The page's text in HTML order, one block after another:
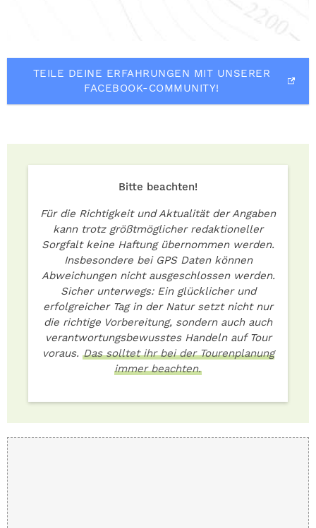
TEILE DEINE ERFAHRUNGEN MIT UNSERER
FACEBOOK-COMMUNITY!
Bitte beachten!
Für die Richtigkeit und Aktualität der Angaben
kann trotz größtmöglicher redaktioneller
Sorgfalt keine Haftung übernommen werden.
Insbesondere bei GPS Daten können
Abweichungen nicht ausgeschlossen werden.
Sicher unterwegs: Ein glücklicher und
erfolgreicher Tag in der Natur setzt nicht nur
die richtige Vorbereitung, sondern auch auch
verantwortungsbewusstes Handeln auf Tour
voraus. Das solltet ihr bei der Tourenplanung
immer beachten.